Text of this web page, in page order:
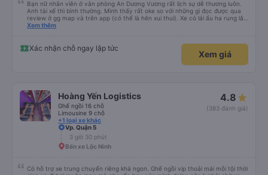
Bạn nữ nhân viên ở văn phòng An Dương Vương rất lịch sự dễ thương luôn.
Anh tài xế thì bình thường. Mình thấy rất oke so với những gì đọc được qua
review ở gg map và trên app (có thể là hên xui thui). Xe có lái ẩu ha rung lắc
hay không thì cũng ko rõ tại mình say xe nên ngủ ko à
Xem thêm
Xác nhận chỗ ngay lập tức
Xem giá
Hoàng Yến Logistics
Ghế ngồi 16 chỗ
Limousine 9 chỗ
+1 loại xe khác
4.8
(383 đánh giá)
Vp. Quận 5
3 giờ 30 phút
Bến xe Lộc Ninh
Có hỗ trợ xe trung chuyển riêng khá ngon. Ghế ngồi vip thoải mái mỗi tội thời